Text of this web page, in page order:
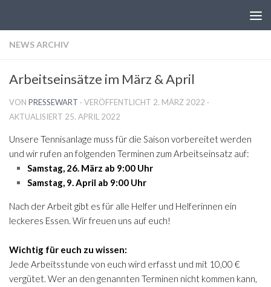
NEWS ARCHIV
Arbeitseinsätze im März & April
VON PRESSEWART · VERÖFFENTLICHT 2. MÄRZ 2022 ·
AKTUALISIERT 25. APRIL 2022
Unsere Tennisanlage muss für die Saison vorbereitet werden
und wir rufen an folgenden Terminen zum Arbeitseinsatz auf:
Samstag, 26. März ab 9:00 Uhr
Samstag, 9. April ab 9:00 Uhr
Nach der Arbeit gibt es für alle Helfer und Helferinnen ein
leckeres Essen. Wir freuen uns auf euch!
Wichtig für euch zu wissen:
Jede Arbeitsstunde von euch wird erfasst und mit 10,00 €
vergütet. Wer an den genannten Terminen nicht kommen kann,